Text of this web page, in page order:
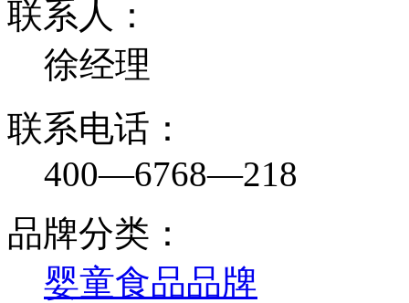
联系人：
徐经理
联系电话：
400—6768—218
品牌分类：
婴童食品品牌